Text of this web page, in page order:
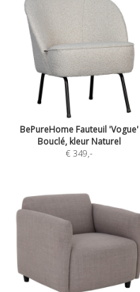
BePureHome Fauteuil 'Vogue'
Bouclé, kleur Naturel
€ 349,-